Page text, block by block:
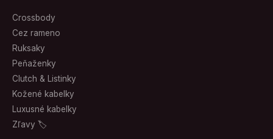
Crossbody
Cez rameno
Ruksaky
Peňaženky
Clutch & Listinky
Kožené kabelky
Luxusné kabelky
Zľavy 🏷